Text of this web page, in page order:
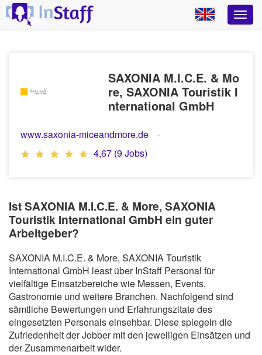
SAXONIA M.I.C.E. & Mo
re, SAXONIA Touristik I
nternational GmbH
www.saxonia-miceandmore.de
4,67 (9 Jobs)
Ist SAXONIA M.I.C.E. & More, SAXONIA
Touristik International GmbH ein guter
Arbeitgeber?
SAXONIA M.I.C.E. & More, SAXONIA Touristik
International GmbH least über InStaff Personal für
vielfältige Einsatzbereiche wie Messen, Events,
Gastronomie und weitere Branchen. Nachfolgend sind
sämtliche Bewertungen und Erfahrungszitate des
eingesetzten Personals einsehbar. Diese spiegeln die
Zufriedenheit der Jobber mit den jeweiligen Einsätzen und
der Zusammenarbeit wider.